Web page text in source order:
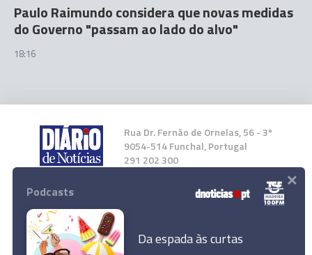
Paulo Raimundo considera que novas medidas
do Governo "passam ao lado do alvo"
18:16
Rua Dr. Fernão de Ornelas, 56 - 3º
9054-514 Funchal, Portugal
291 202 300
Instale a nossa App
Podcasts
Da espada às curtas
×